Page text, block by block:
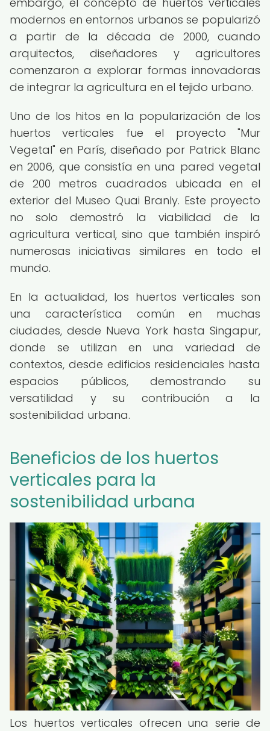
modernos en entornos urbanos se popularizó
a partir de la década de 2000, cuando
arquitectos, diseñadores y agricultores
comenzaron a explorar formas innovadoras
de integrar la agricultura en el tejido urbano.
Uno de los hitos en la popularización de los
huertos verticales fue el proyecto "Mur
Vegetal" en París, diseñado por Patrick Blanc
en 2006, que consistía en una pared vegetal
de 200 metros cuadrados ubicada en el
exterior del Museo Quai Branly. Este proyecto
no solo demostró la viabilidad de la
agricultura vertical, sino que también inspiró
numerosas iniciativas similares en todo el
mundo.
En la actualidad, los huertos verticales son
una característica común en muchas
ciudades, desde Nueva York hasta Singapur,
donde se utilizan en una variedad de
contextos, desde edificios residenciales hasta
espacios públicos, demostrando su
versatilidad y su contribución a la
sostenibilidad urbana.
Beneficios de los huertos
verticales para la
sostenibilidad urbana
Los huertos verticales ofrecen una serie de